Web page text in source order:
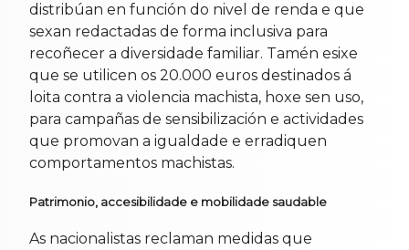
distribúan en función do nivel de renda e que
sexan redactadas de forma inclusiva para
recoñecer a diversidade familiar. Tamén esixe
que se utilicen os 20.000 euros destinados á
loita contra a violencia machista, hoxe sen uso,
para campañas de sensibilización e actividades
que promovan a igualdade e erradiquen
comportamentos machistas.
Patrimonio, accesibilidade e mobilidade saudable
As nacionalistas reclaman medidas que